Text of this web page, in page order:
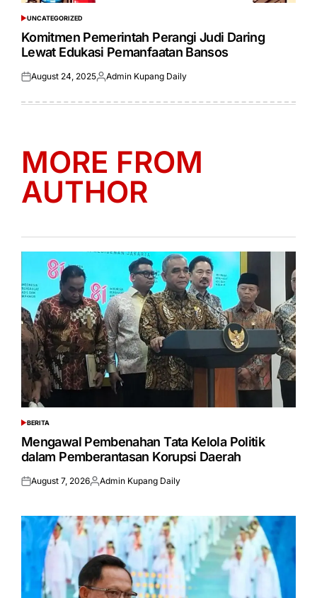
POSTED
IN
UNCATEGORIZED
Komitmen Pemerintah Perangi Judi Daring
Lewat Edukasi Pemanfaatan Bansos
Posted
August 24, 2025Posted
Admin Kupang Daily
MORE FROM
AUTHOR
POSTED
IN
BERITA
Mengawal Pembenahan Tata Kelola Politik
dalam Pemberantasan Korupsi Daerah
Posted
August 7, 2026Posted
Admin Kupang Daily